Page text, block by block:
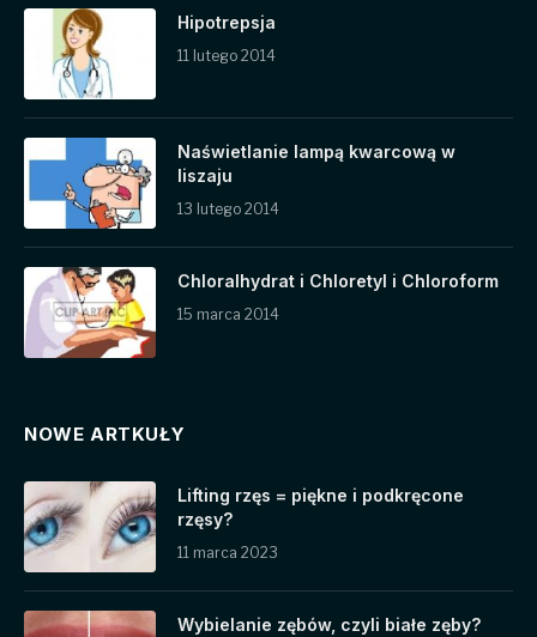
Hipotrepsja
11 lutego 2014
Naświetlanie lampą kwarcową w
liszaju
13 lutego 2014
Chloralhydrat i Chloretyl i Chloroform
15 marca 2014
NOWE ARTKUŁY
Lifting rzęs = piękne i podkręcone
rzęsy?
11 marca 2023
Wybielanie zębów, czyli białe zęby?